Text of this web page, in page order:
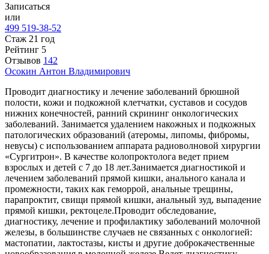
Записаться
или
499 519-38-52
Стаж 21 год
Рейтинг 5
Отзывов 142
Осокин Антон Владимирович
Проводит диагностику и лечение заболеваний брюшной
полости, кожи и подкожной клетчатки, суставов и сосудов
нижних конечностей, ранний скрининг онкологических
заболеваний. Занимается удалением накожных и подкожных
патологических образований (атеромы, липомы, фибромы,
невусы) с использованием аппарата радиоволновой хирургии
«Сургитрон». В качестве колопроктолога ведет прием
взрослых и детей с 7 до 18 лет.Занимается диагностикой и
лечением заболеваний прямой кишки, анального канала и
промежности, таких как геморрой, анальные трещины,
парапроктит, свищи прямой кишки, анальный зуд, выпадение
прямой кишки, ректоцеле.Проводит обследование,
диагностику, лечение и профилактику заболеваний молочной
железы, в большинстве случаев не связанных с онкологией:
мастопатии, лактостазы, кисты и другие доброкачественные